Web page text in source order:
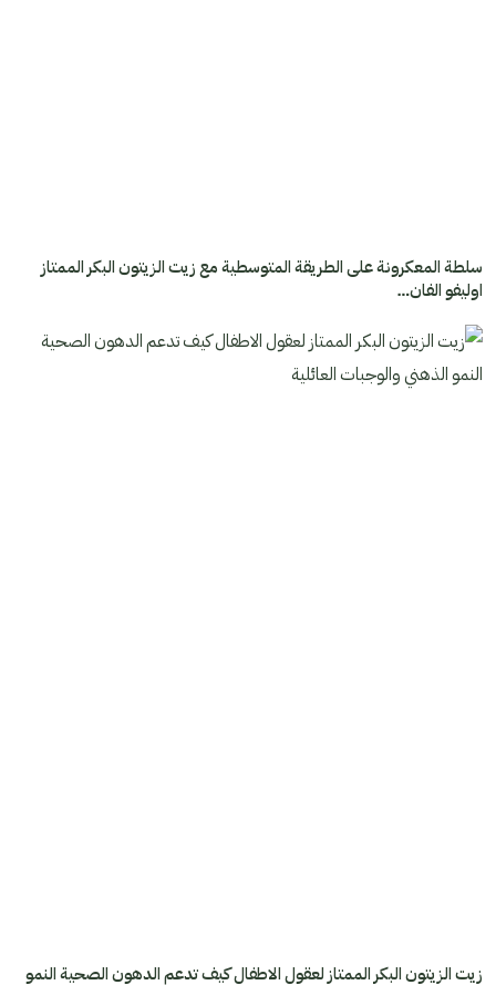
سلطة المعكرونة على الطريقة المتوسطية مع زيت الزيتون البكر الممتاز
اوليفو الفان…
زيت الزيتون البكر الممتاز لعقول الاطفال كيف تدعم الدهون الصحية النمو